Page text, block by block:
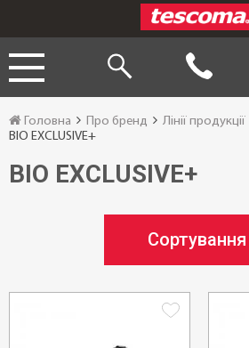
Головна Про бренд Лінії продукції
BIO EXCLUSIVE+
BIO EXCLUSIVE+
Сортування